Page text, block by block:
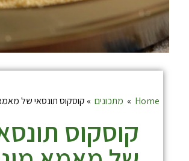
Home
» מתכונים » קוסקוס תונסאי של
קוסקוס